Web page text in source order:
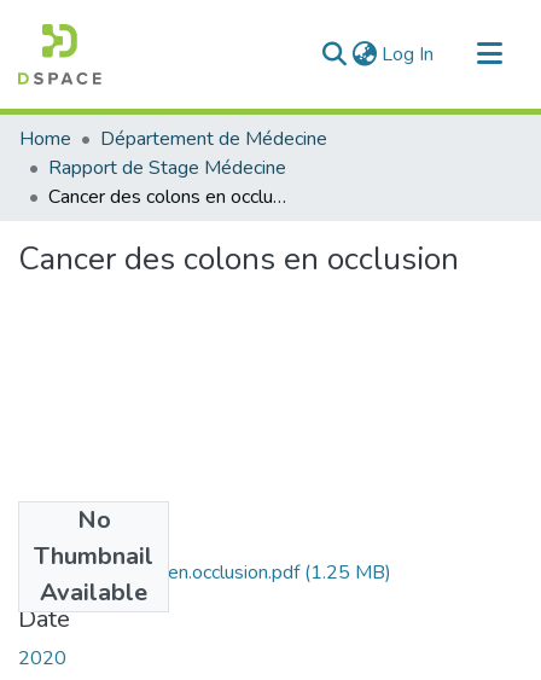
Log In (current)
Communities & Collections
All of DSpace
Statistics
Home
Département de Médecine
Rapport de Stage Médecine
Cancer des colons en occlusion
Cancer des colons en occlusion
No
Thumbnail
Available
cancer.des.colons.en.occlusion.pdf(1.25 MB)
Date
2020